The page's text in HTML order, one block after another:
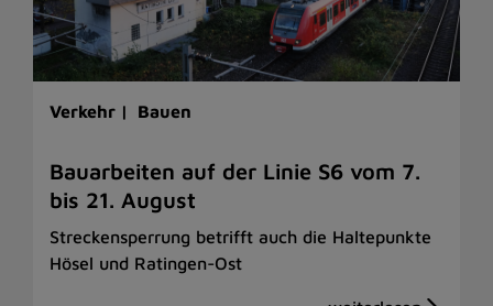
Verkehr | Bauen
Bauarbeiten auf der Linie S6 vom 7.
bis 21. August
Streckensperrung betrifft auch die Haltepunkte
Hösel und Ratingen-Ost